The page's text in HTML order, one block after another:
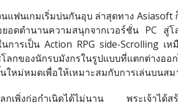
ฟนเกมเริ่มบ่นกันอุบ ล่าสุดทาง Asiasoft
อดตำนานความสนุกจากเวอร์ชั่น PC สู่โ
นการเป็น Action RPG side-Scrolling
กของนักรบมังกรในรูปแบบที่แตกต่างอ
หม่หมดเพื่อให้เหมาะสมกับการเล่นบนสม
โลกเพิ่งก่อกำเนิดได้ไม่นาน พระเจ้าได้ส